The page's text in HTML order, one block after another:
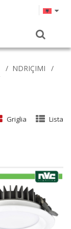
NDRIÇIMI
Griglia Lista